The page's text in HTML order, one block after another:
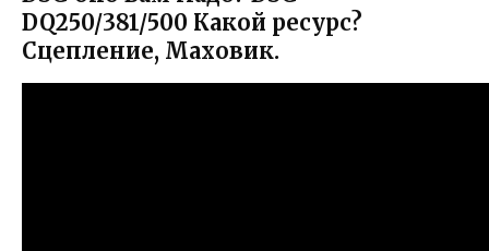
DQ250/381/500 Какой ресурс?
Сцепление, Маховик.